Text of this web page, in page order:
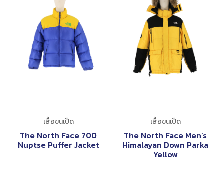
เสื้อขนเป็ด
The North Face 700
Nuptse Puffer Jacket
เสื้อขนเป็ด
The North Face Men’s
Himalayan Down Parka
Yellow